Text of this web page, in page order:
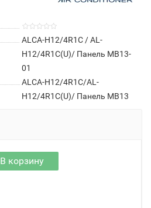
ALCA-H12/4R1C / AL-
H12/4R1C(U)/ Панель MB13-
01
ALCA-H12/4R1C/AL-
H12/4R1C(U)/ Панель MB13
В корзину